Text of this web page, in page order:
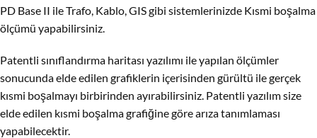
PD Base II ile Trafo, Kablo, GIS gibi sistemlerinizde Kısmi boşalma
ölçümü yapabilirsiniz.
Patentli sınıflandırma haritası yazılımı ile yapılan ölçümler
sonucunda elde edilen grafiklerin içerisinden gürültü ile gerçek
kısmi boşalmayı birbirinden ayırabilirsiniz. Patentli yazılım size
elde edilen kısmi boşalma grafiğine göre arıza tanımlaması
yapabilecektir.